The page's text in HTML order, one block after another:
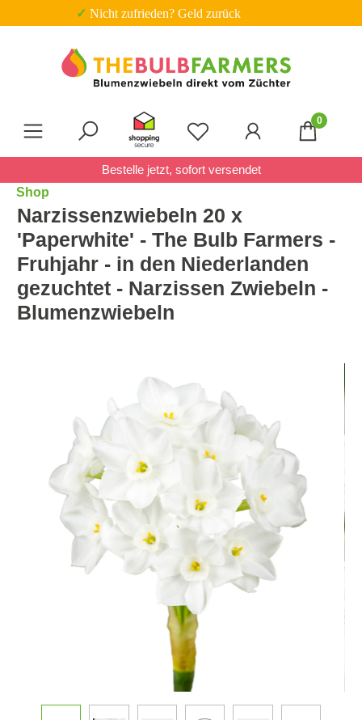
Zum Hauptinhalt springen✓ Nicht zufrieden? Geld zurück
Du hast 0 Produkte auf
0
Bestelle jetzt, sofort versendet
Shop
Narzissenzwiebeln 20 x
'Paperwhite' - The Bulb Farmers -
Fruhjahr - in den Niederlanden
gezuchtet - Narzissen Zwiebeln -
Blumenzwiebeln